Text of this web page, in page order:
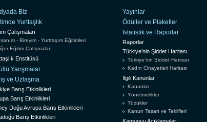
Biz
Yurttaşlık
Çalışmaları
- Bireyim - Yurttaşım Eğitimleri
Eğitim Çalışmaları
Enstitüsü
Yarışmalar
ve Uzlaşma
Barış Etkinlikleri
Barış Etkinlikleri
Doğu Avrupa Barış Etkinlikleri
Barış Etkinlikleri
Yayınlar
Ödüller ve Plaketler
İstatistik ve Raporlar
Raporlar
Türkiye’nin Şiddet Haritası
Türkiye’nin Şiddet Haritası
Kadın Cinayetleri Haritası
İlgili Kanunlar
Kanunlar
Yönetmelikler
Tüzükler
Kanun Tasarı ve Teklifleri